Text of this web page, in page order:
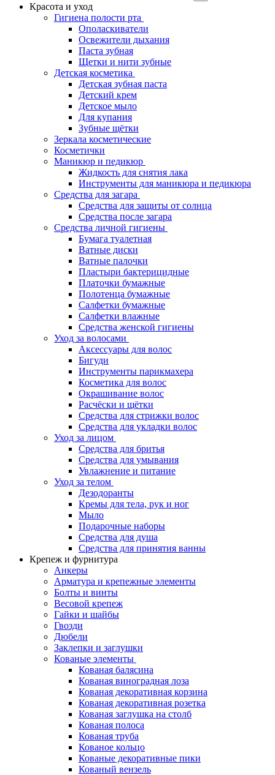
Красота и уход
Гигиена полости рта
Ополаскиватели
Освежители дыхания
Паста зубная
Щетки и нити зубные
Детская косметика
Детская зубная паста
Детский крем
Детское мыло
Для купания
Зубные щётки
Зеркала косметические
Косметички
Маникюр и педикюр
Жидкость для снятия лака
Инструменты для маникюра и педикюра
Средства для загара
Средства для защиты от солнца
Средства после загара
Средства личной гигиены
Бумага туалетная
Ватные диски
Ватные палочки
Пластыри бактерицидные
Платочки бумажные
Полотенца бумажные
Салфетки бумажные
Салфетки влажные
Средства женской гигиены
Уход за волосами
Аксессуары для волос
Бигуди
Инструменты парикмахера
Косметика для волос
Окрашивание волос
Расчёски и щётки
Средства для стрижки волос
Средства для укладки волос
Уход за лицом
Средства для бритья
Средства для умывания
Увлажнение и питание
Уход за телом
Дезодоранты
Кремы для тела, рук и ног
Мыло
Подарочные наборы
Средства для душа
Средства для принятия ванны
Крепеж и фурнитура
Анкеры
Арматура и крепежные элементы
Болты и винты
Весовой крепеж
Гайки и шайбы
Гвозди
Дюбели
Заклепки и заглушки
Кованые элементы
Кованая балясина
Кованая виноградная лоза
Кованая декоративная корзина
Кованая декоративная розетка
Кованая заглушка на столб
Кованая полоса
Кованая труба
Кованое кольцо
Кованые декоративные пики
Кованый вензель